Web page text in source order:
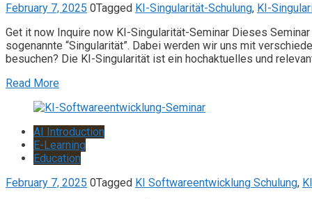
February 7, 2025 0Tagged KI-Singularität-Schulung, KI-
Get it now Inquire now KI-Singularität-Seminar Dieses
sogenannte “Singularität”. Dabei werden wir uns mit
besuchen? Die KI-Singularität ist ein hochaktuelles und
Read More
AI Introduction
E-Learning
Education
February 7, 2025 0Tagged KI Softwareentwicklung Schulung,